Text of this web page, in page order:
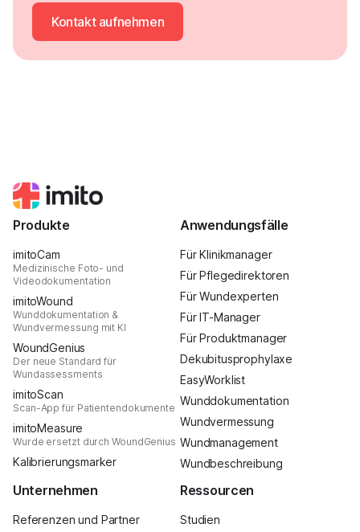
Kontakt aufnehmen
Produkte
imitoCam
Medizinische Foto- und
Videodokumentation
imitoWound
Wunddokumentation &
Wundvermessung mit KI
WoundGenius
Der neue Standard für
Wundassessments
imitoScan
Scan-App für Patientendokumente
imitoMeasure
Wurde ersetzt durch WoundGenius
Kalibrierungsmarker
Anwendungsfälle
Für Klinikmanager
Für Pflegedirektoren
Für Wundexperten
Für IT-Manager
Für Produktmanager
Dekubitusprophylaxe
EasyWorklist
Wunddokumentation
Wundvermessung
Wundmanagement
Wundbeschreibung
Unternehmen
Referenzen und Partner
Ressourcen
Studien